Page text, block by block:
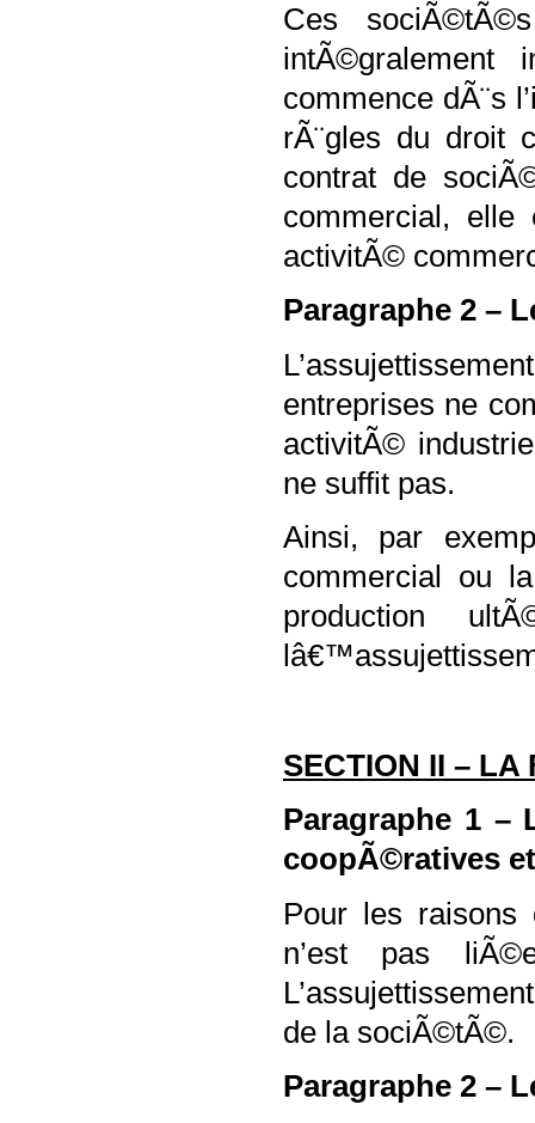
Ces
intÃ©gralement
commence dÃ¨s
rÃ¨gles du droit
contrat de
commercial, elle
activitÃ©
Paragraphe 2 –
entreprises ne
activitÃ©
ne suffit pas.
Ainsi, par
commercial ou
production
SECTION II – LA
Paragraphe 1
coopÃ©ratives
Pour les raisons
n’est pas
de la sociÃ©tÃ©.
Paragraphe 2 –